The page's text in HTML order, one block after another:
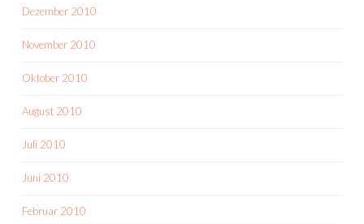
Dezember 2010
November 2010
Oktober 2010
August 2010
Juli 2010
Juni 2010
Februar 2010